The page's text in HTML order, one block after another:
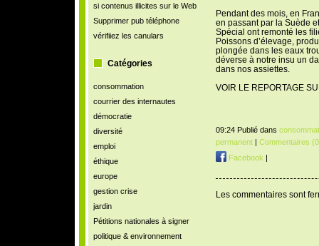
si contenus illicites sur le Web
Supprimer pub téléphone
vérifiiez les canulars
Catégories
consommation
courrier des internautes
démocratie
diversité
emploi
éthique
europe
gestion crise
jardin
Pétitions nationales à signer
politique & environnement
Pendant des mois, en
en passant par la Suède
Spécial ont remonté les
Poissons d’élevage,
plongée dans les eaux
déverse à notre insu un
dans nos assiettes.
VOIR LE REPORTAGE
09:24 Publié dans
permanent| Commentaires
Facebook |
Les commentaires sont